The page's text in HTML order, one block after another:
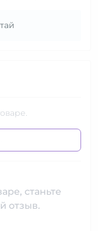
станьте
отзыв.